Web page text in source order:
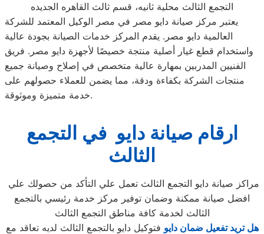
التجمع الثالث محلية ثانيه، قسم ثالث القاهره الجديده
يعتبر مركز صيانة دايو مصر في مصر الوكيل المعتمد للشركة
العالمية دايو مصر. يقدم المركز خدمات الصيانة بجودة عالية
واستخدام قطع غيار أصلية منتجة خصيصًا لأجهزة دايو مصر. فريق
الفنيين المدربين بمهارة عالية متخصص في إصلاح وصيانة جميع
منتجات الشركة بكفاءة ودقة، مما يضمن للعملاء حصولهم على
خدمة متميزة وموثوقة.
ارقام صيانة دايو في التجمع
الثالث
افضل صيانة ممكنة وضمان توفير مركز خدمة رئيسي بالتجمع
الثالث لخدمة كافة مناطق التجمع الثالث
هل تريد تفعيل ضمان دايو فتوكيل دايو بالتجمع الثالث لديه تعاقد مع